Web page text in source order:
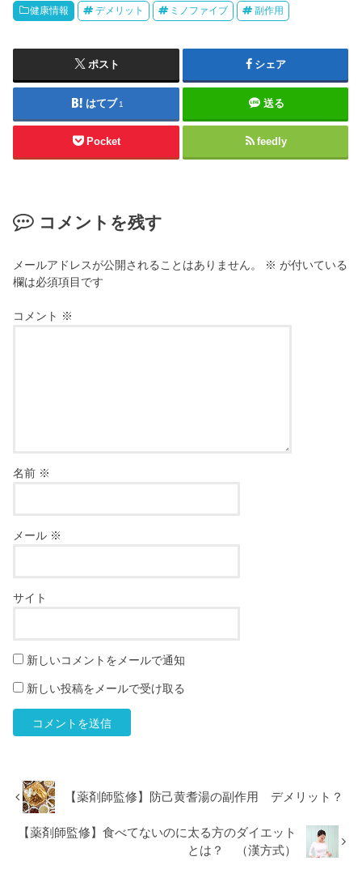
健康情報 デメリット ミノファイブ 副作用
ポスト シェア
はてブ 1 送る
Pocket feedly
コメントを残す
メールアドレスが公開されることはありません。 ※ が付いている
欄は必須項目です
コメント ※
名前 ※
メール ※
サイト
新しいコメントをメールで通知
新しい投稿をメールで受け取る
【薬剤師監修】防己黄耆湯の副作用 デメリット？
【薬剤師監修】食べてないのに太る方のダイエット
とは？ （漢方式）